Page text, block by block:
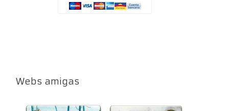
Webs amigas